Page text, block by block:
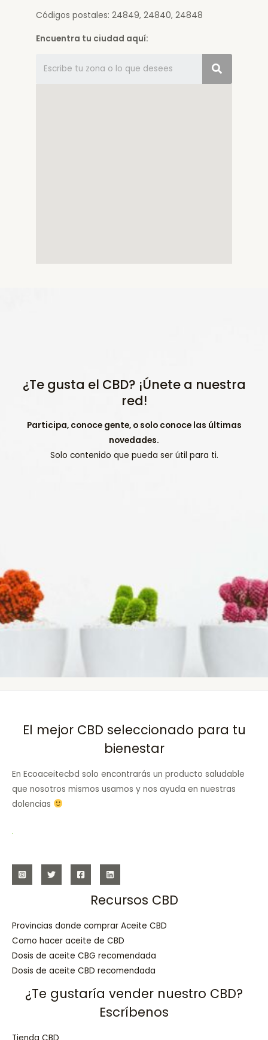
Códigos postales: 24849, 24840, 24848
Encuentra tu ciudad aquí:
¿Te gusta el CBD? ¡Únete a nuestra
red!
Participa, conoce gente, o solo conoce las últimas
novedades.
Solo contenido que pueda ser útil para ti.
El mejor CBD seleccionado para tu
bienestar
En Ecoaceitecbd solo encontrarás un producto saludable
que nosotros mismos usamos y nos ayuda en nuestras
dolencias
Recursos CBD
Provincias donde comprar Aceite CBD
Como hacer aceite de CBD
Dosis de aceite CBG recomendada
Dosis de aceite CBD recomendada
¿Te gustaría vender nuestro CBD?
Escríbenos
Tienda CBD